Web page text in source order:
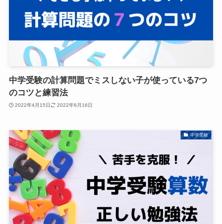
中学受験の計算問題でミスしない子が使っている7つ
のコツと練習法
2022年4月15日 2022年6月16日
中学受験